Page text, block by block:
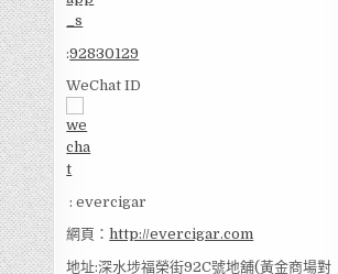
:92830129
WeChat ID
: evercigar
網頁：http://evercigar.com
地址:深水埗福榮街92C號地舖(黃金商場對